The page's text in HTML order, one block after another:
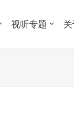
视听专题